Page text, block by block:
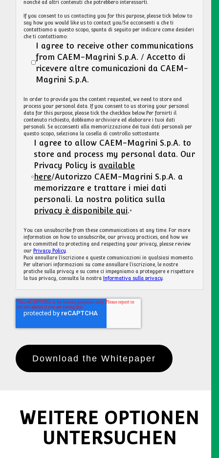
Email*
account and to provide the products and services you requested from us.
From time to time, we would like to contact you about our products and
services, as well as other content that may be of interest to you.
CAEM-Magrini S.p.A. si impegna a proteggere e rispettare la tua privacy
e utilizzeremo le tue informazioni personali solo per amministrare il tuo
account e per fornire i prodotti e i servizi che ci hai richiesto. Di tanto in
tanto, vorremmo contattarti in merito ai nostri prodotti e servizi,
nonché ad altri contenuti che potrebbero interessarti.
If you consent to us contacting you for this purpose, please tick below to
say how you would like us to contact you/Se acconsenti a che ti
contattiamo a questo scopo, spunta di seguito per indicare come desideri
che ti contattiamo:
I agree to receive other communications
from CAEM-Magrini S.p.A. / Accetto di
Magrini S.p.A.
In order to provide you the content requested, we need to store and
process your personal data. If you consent to us storing your personal
data for this purpose, please tick the checkbox below.Per fornirti il ​​
contenuto richiesto, dobbiamo archiviare ed elaborare i tuoi dati
personali. Se acconsenti alla memorizzazione dei tuoi dati personali per
questo scopo, seleziona la casella di controllo sottostante.
I agree to allow CAEM-Magrini S.p.A. to
store and process my personal data. Our
here/Autorizzo CAEM-Magrini S.p.A. a
memorizzare e trattare i miei dati
personali. La nostra politica sulla
.
Puoi annullare l'iscrizione a queste comunicazioni in qualsiasi momento.
Per ulteriori informazioni su come annullare l'iscrizione, le nostre
la tua privacy, consulta la nostra Informativa sulla privacy